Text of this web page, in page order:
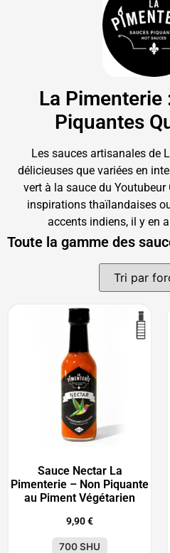
La Pimenterie
Piquantes
Les sauces artisanales de
délicieuses que variées en
vert à la sauce du
inspirations thaïlandaises
accents indiens, il y en
Toute la gamme des
Sauce Nectar La
Pimenterie – Non Piquante
au Piment Végétarien
9,90€
700 SHU